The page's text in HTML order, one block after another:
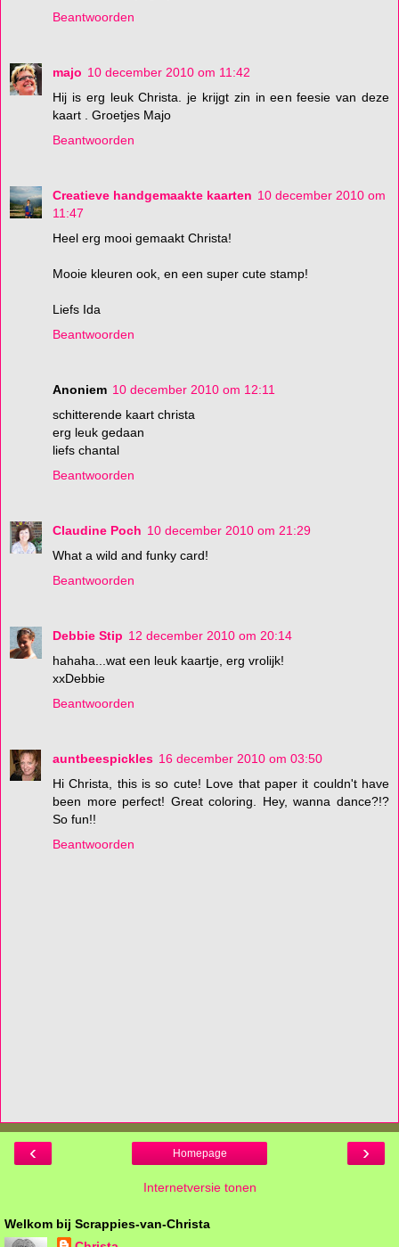
Beantwoorden
majo 10 december 2010 om 11:42
Hij is erg leuk Christa. je krijgt zin in een feesie van deze
kaart . Groetjes Majo
Beantwoorden
Creatieve handgemaakte kaarten 10 december 2010 om
11:47
Heel erg mooi gemaakt Christa!
Mooie kleuren ook, en een super cute stamp!
Liefs Ida
Beantwoorden
Anoniem 10 december 2010 om 12:11
schitterende kaart christa
erg leuk gedaan
liefs chantal
Beantwoorden
Claudine Poch 10 december 2010 om 21:29
What a wild and funky card!
Beantwoorden
Debbie Stip 12 december 2010 om 20:14
hahaha...wat een leuk kaartje, erg vrolijk!
xxDebbie
Beantwoorden
auntbeespickles 16 december 2010 om 03:50
Hi Christa, this is so cute! Love that paper it couldn't have
been more perfect! Great coloring. Hey, wanna dance?!?
So fun!!
Beantwoorden
‹ ›
Homepage
Internetversie tonen
Welkom bij Scrappies-van-Christa